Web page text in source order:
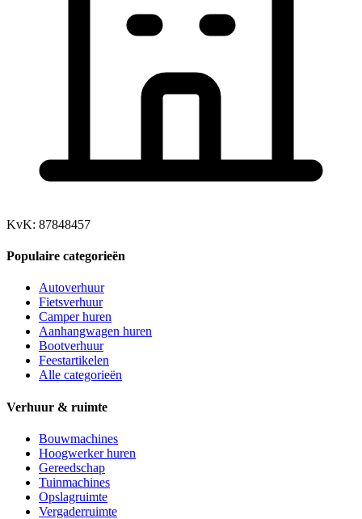
KvK: 87848457
Populaire categorieën
Autoverhuur
Fietsverhuur
Camper huren
Aanhangwagen huren
Bootverhuur
Feestartikelen
Alle categorieën
Verhuur & ruimte
Bouwmachines
Hoogwerker huren
Gereedschap
Tuinmachines
Opslagruimte
Vergaderruimte